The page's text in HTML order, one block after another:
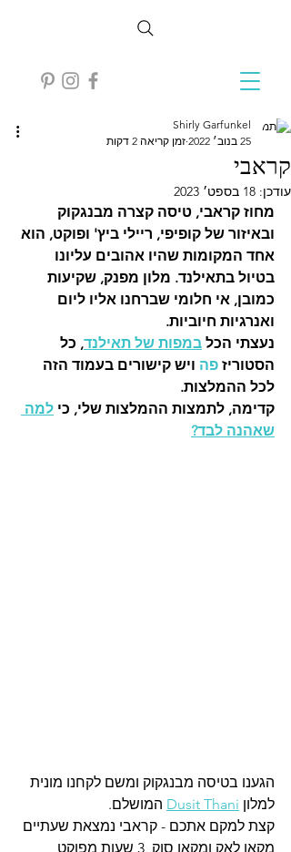
קראבי
Shirly Garfunkel
25 בנוב׳ 2022
זמן קריאה 2 דקות
עודכן: 18 בספט׳ 2023
מחוז קראבי, טיסה קצרה מבנגקוק
ובאיזור של קופיפי, ריילי ביץ' ופוקט, הוא
אחד המקומות שהיו אהובים עליונו
בטיול בתאילנד. מלון מפנק, שקיעות
כמובן, אי חלומי שברחנו אליו ליום
ואנרגיות חיוביות.
נעצתי הכל במפות של תאילנד, כל
הסטוריז פה ויש קישורים בעמוד הזה
לכל ההמלצות.
קדימה, לתמצות ההמלצות שלי, כי למה
שאהנה לבד?
הגענו בטיסה מבנגקוק ומשם לקחנו מונית
למלון Dusit Thani המושלם.
קצת למקם אתכם - קראבי נמצאת שעתיים
מקאו לאק ומקאו סוק, 3 שעות מפוקט